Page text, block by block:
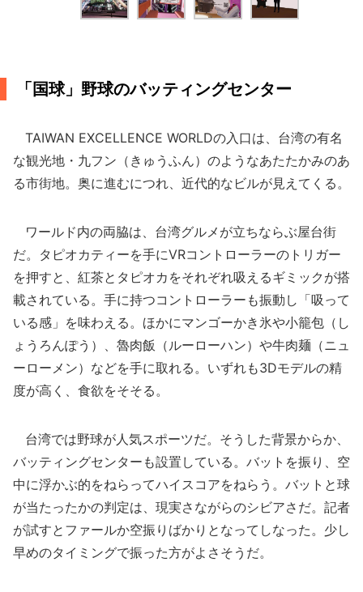
「国球」野球のバッティングセンター
TAIWAN EXCELLENCE WORLDの入口は、台湾の有名
な観光地・九フン（きゅうふん）のようなあたたかみのあ
る市街地。奥に進むにつれ、近代的なビルが見えてくる。
ワールド内の両脇は、台湾グルメが立ちならぶ屋台街
だ。タピオカティーを手にVRコントローラーのトリガー
を押すと、紅茶とタピオカをそれぞれ吸えるギミックが搭
載されている。手に持つコントローラーも振動し「吸って
いる感」を味わえる。ほかにマンゴーかき氷や小籠包（し
ょうろんぽう）、魯肉飯（ルーローハン）や牛肉麺（ニュ
ーローメン）などを手に取れる。いずれも3Dモデルの精
度が高く、食欲をそそる。
台湾では野球が人気スポーツだ。そうした背景からか、
バッティングセンターも設置している。バットを振り、空
中に浮かぶ的をねらってハイスコアをねらう。バットと球
が当たったかの判定は、現実さながらのシビアさだ。記者
が試すとファールか空振りばかりとなってしなった。少し
早めのタイミングで振った方がよさそうだ。